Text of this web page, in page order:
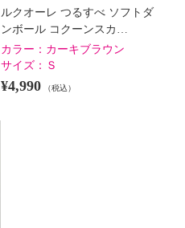
ルクオーレ つるすべ ソフトダ
ンボール コクーンスカ…
カラー： カーキブラウン
サイズ： Ｓ
¥4,990 （税込）